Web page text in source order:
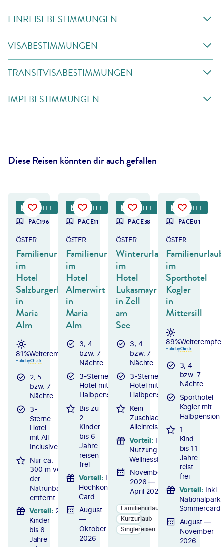
EINREISEBESTIMMUNGEN
VISABESTIMMUNGEN
TRANSITVISABESTIMMUNGEN
IMPFBESTIMMUNGEN
Diese Reisen könnten dir auch gefallen
HOTEL
PAC196
ÖSTERREICH - SALZBURGER LAND
Familienurlaub
im
Hotel
Salzburgerhof
in
Maria
Alm
Weiterempfehlung
81%
2, 5
bzw. 7
Nächte
3-
Sterne-
Hotel
mit All
Inclusive
Nur ca.
300 m von
der
Natrunbahn
entfernt
Vorteil: 2
Kinder
bis 6
Jahre
HOTEL
PACE11
ÖSTERREICH - SALZBURGER LAND
Familienurlaub
im
Hotel
Almerwirt
in
Maria
Alm
3, 4
bzw. 7
Nächte
3-Sterne-
Hotel mit
Halbpension
Bis zu
2
Kinder
bis 6
Jahre
reisen
frei
Vorteil: Inkl.
Hochkönig
Card
August
—
Oktober
2026
FRÜHBUCHER-VORTEIL
HOTEL
PACE38
ÖSTERREICH - SALZBURGER LAND
Winterurlaub
im
Hotel
Lukasmayr
in Zell
am
See
3, 4
bzw. 7
Nächte
3-Sterne-
Hotel mit
Halbpension
Kein
Zuschlag für
Alleinreisende
Vorteil: Inkl.
Nutzung des
Wellnessbereichs
November
2026 —
April 2027
Familienurlaub
Kurzurlaub
Singlereisen
DEALHOTEL
PACE01
ÖSTERREICH - SALZBURGER LAND
im
Sporthotel
Kogler
in
Mittersill
89%
3, 4
bzw. 7
Nächte
Sporthotel
Kogler mit
Halbpension
1
Kind
bis 11
Jahre
reist
frei
Vorteil: Inkl.
Nationalpark
Sommercard
August —
November
2026